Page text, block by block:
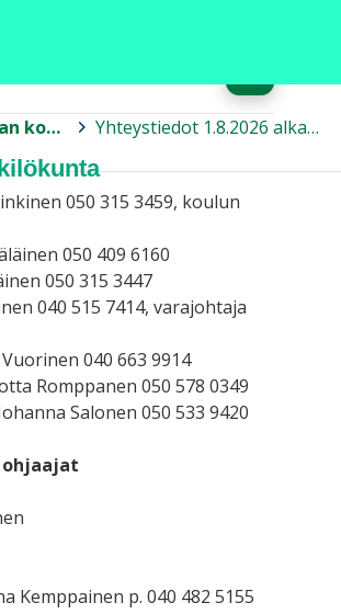
Kuusan koulu > Yhteystiedot 1.8.2026 alkaen
050 315 3459, koulun
050 409 6160
050 315 3447
040 515 7414, varajohtaja
040 663 9914
Romppanen 050 578 0349
Salonen 050 533 9420
ohjaajat
Kemppainen p. 040 482 5155